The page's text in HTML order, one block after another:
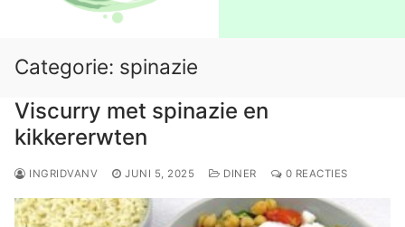
Categorie: spinazie
Viscurry met spinazie en
kikkererwten
INGRIDVANV JUNI 5, 2025 DINER 0 REACTIES